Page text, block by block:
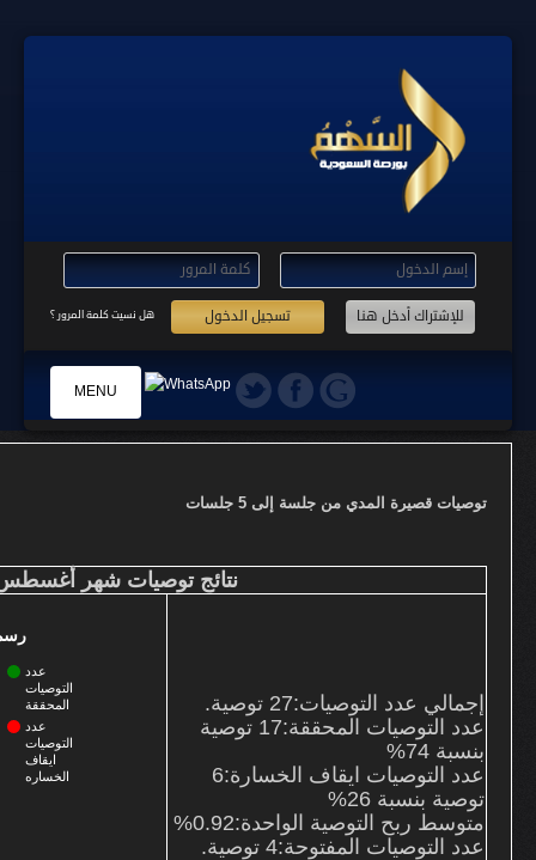
تسجيل الدخول هل نسيت كلمة المرور ؟
MENU
من نحن
توصيات قصيرة المدي من جلسة إلى 5 جلسات
نتائج توصيات شهر
إجمالي عدد التوصيات:27 توصية.
عدد التوصيات المحققة:17 توصية
بنسبة 74%
عدد التوصيات ايقاف الخسارة:6
توصية بنسبة 26%
متوسط ربح التوصية الواحدة:0.92%
عدد التوصيات المفتوحة:4 توصية.
عدد
التوصيات
المحققة
عدد
التوصيات
ايقاف
الخساره